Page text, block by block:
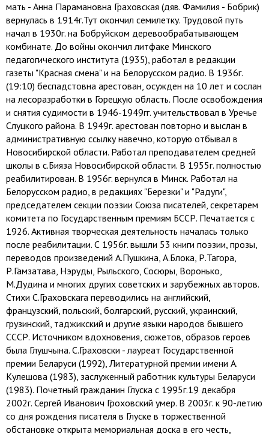
мать - Анна Парамановна Граховская (дяв. Фамилия - Бобрик)
вернулась в 1914г.Тут окончил семилетку. Трудовой путь
начал в 1930г. на Бобруйском деревообрабатывающем
комбинате. До войны окончил литфаке Минского
педагогического института (1935), работал в редакции
газеты "Красная смена" и на Белорусском радио. В 1936г.
(19:10) беспадстовна арестован, осужден на 10 лет и сослан
на лесоразработки в Горецкую область. После освобождения
и снятия судимости в 1946-1949гг. учительствовал в Уречье
Слуцкого района. В 1949г. арестован повторно и выслан в
административную ссылку навечно, которую отбывал в
Новосибирской области. Работал преподавателем средней
школы в с.Бияза Новосибирской области. В 1955г. полностью
реабилитирован. В 1956г. вернулся в Минск. Работал на
Белорусском радио, в редакциях "Березки" и "Радуги",
председателем секции поэзии Союза писателей, секретарем
комитета по Государственным премиям БССР. Печатается с
1926. Активная творческая деятельность началась только
после реабилитации. С 1956г. вышли 53 книги поэзии, прозы,
переводов произведений А.Пушкина, А.Блока, Р.Тагора,
Р.Гамзатава, Нэруды, Рыльского, Сосюры, Воронько,
М.Дудина и многих других советских и зарубежных авторов.
Стихи С.Граховскага переводились на английский,
французский, польский, болгарский, русский, украинский,
грузинский, таджикский и другие языки народов бывшего
СССР. Источником вдохновения, сюжетов, образов героев
была Глушчына. С.Граховски - лауреат Государственной
премии Беларуси (1992), Литературной премии имени А.
Кулешова (1983), заслуженный работник культуры Беларуси
(1983). Почетный гражданин Глуска с 1995г.19 декабря
2002г. Сергей Иванович Гроховский умер. В 2003г. к 90-летию
со дня рождения писателя в Глуске в торжественной
обстановке открыта мемориальная доска в его честь,